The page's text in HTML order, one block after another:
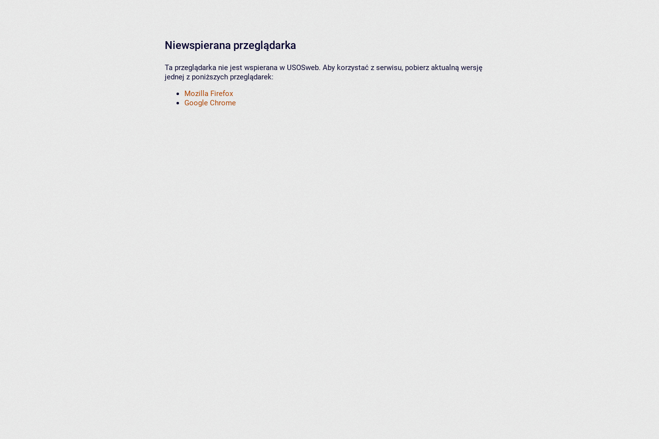
Niewspierana przeglądarka
Ta przeglądarka nie jest wspierana w USOSweb. Aby korzystać z serwisu, pobierz aktualną wersję
jednej z poniższych przeglądarek:
Mozilla Firefox
Google Chrome